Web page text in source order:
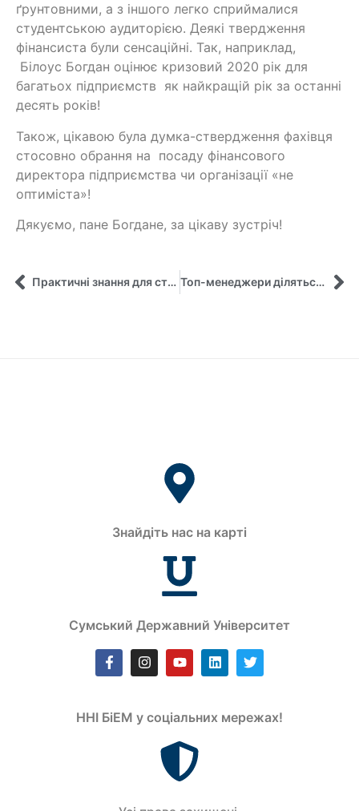
ґрунтовними, а з іншого легко сприймалися
студентською аудиторією. Деякі твердження
фінансиста були сенсаційні. Так, наприклад,
Білоус Богдан оцінює кризовий 2020 рік для
багатьох підприємств як найкращій рік за останні
десять років!
Також, цікавою була думка-ствердження фахівця
стосовно обрання на посаду фінансового
директора підприємства чи організації «не
оптиміста»!
Дякуємо, пане Богдане, за цікаву зустріч!
Практичні знання для студентів-менеджерів при працевлаштуванні Топ-менеджери діляться досвідом зі студентами та аспірантами
Знайдіть нас на карті
Сумський Державний Університет
ННІ БіЕМ у соціальних мережах!